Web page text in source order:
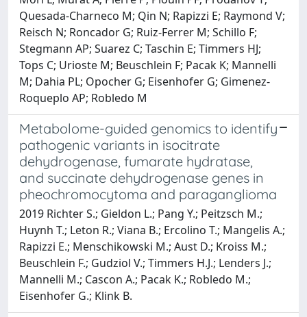
Quesada-Charneco M; Qin N; Rapizzi E; Raymond V;
Reisch N; Roncador G; Ruiz-Ferrer M; Schillo F;
Stegmann AP; Suarez C; Taschin E; Timmers HJ;
Tops C; Urioste M; Beuschlein F; Pacak K; Mannelli
M; Dahia PL; Opocher G; Eisenhofer G; Gimenez-
Roqueplo AP; Robledo M
Metabolome-guided genomics to identify
pathogenic variants in isocitrate
dehydrogenase, fumarate hydratase,
and succinate dehydrogenase genes in
pheochromocytoma and paraganglioma
2019 Richter S.; Gieldon L.; Pang Y.; Peitzsch M.;
Huynh T.; Leton R.; Viana B.; Ercolino T.; Mangelis A.;
Rapizzi E.; Menschikowski M.; Aust D.; Kroiss M.;
Beuschlein F.; Gudziol V.; Timmers H.J.; Lenders J.;
Mannelli M.; Cascon A.; Pacak K.; Robledo M.;
Eisenhofer G.; Klink B.